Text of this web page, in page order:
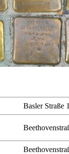
Basler Straße